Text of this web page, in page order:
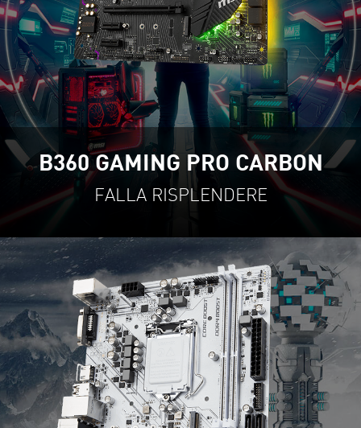
B360 GAMING PRO CARBON
FALLA RISPLENDERE